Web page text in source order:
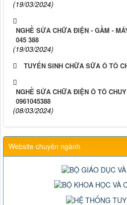
(19/03/2024)
NGHỀ SỬA CHỮA ĐIỆN - GẦM -
045 388
(19/03/2024)
TUYỂN SINH CHỮA SỮA Ô TÔ
NGHỀ SỬA CHỮA ĐIỆN Ô TÔ
0961045388
(08/03/2024)
Website chuyên ngành